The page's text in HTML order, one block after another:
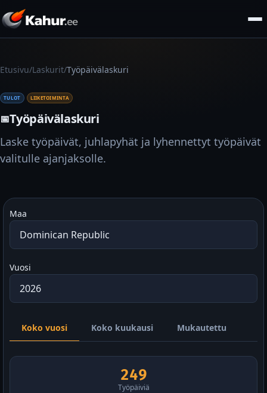
Etusivu/Laskurit/Työpäivälaskuri
TULOT LIIKETOIMINTA
📅Työpäivälaskuri
Laske työpäivät, juhlapyhät ja lyhennettyt työpäivät
valitulle ajanjaksolle.
Maa
Vuosi
Koko vuosi Koko kuukausi Mukautettu
249
Työpäiviä